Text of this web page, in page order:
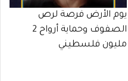
يوم الأرض فرصة لرص
الصفوف وحماية أرواح 2
مليون فلسطيني